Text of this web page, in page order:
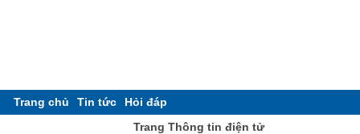
Trang chủ Tin tức
Hỏi đáp
Trang Thông tin điện tử